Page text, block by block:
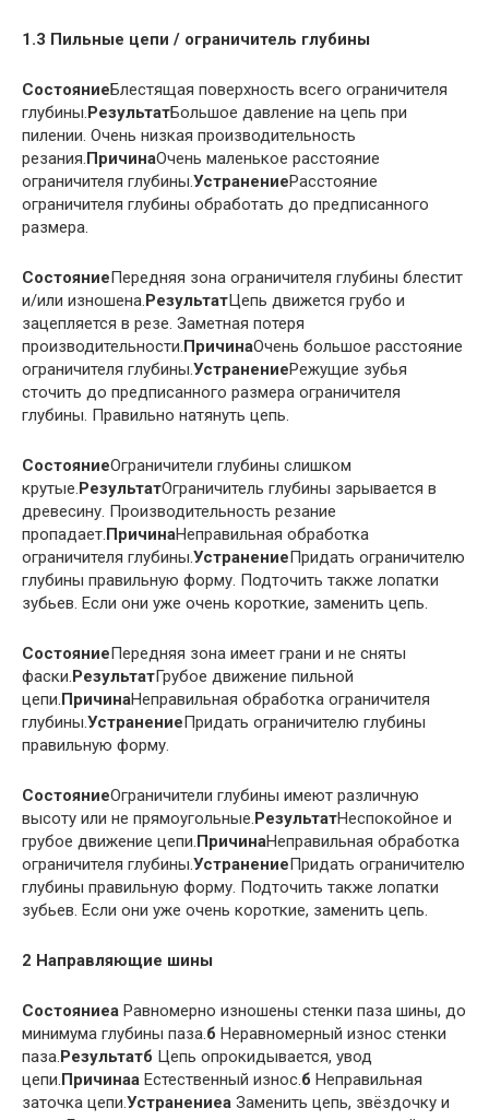
1.3 Пильные цепи / ограничитель глубины
СостояниеБлестящая поверхность всего ограничителя
глубины. РезультатБольшое давление на цепь при
пилении. Очень низкая производительность
резания. ПричинаОчень маленькое расстояние
ограничителя глубины. УстранениеРасстояние
ограничителя глубины обработать до предписанного
размера.
СостояниеПередняя зона ограничителя глубины блестит
и/или изношена. РезультатЦепь движется грубо и
зацепляется в резе. Заметная потеря
производительности. ПричинаОчень большое расстояние
ограничителя глубины. УстранениеРежущие зубья
сточить до предписанного размера ограничителя
глубины. Правильно натянуть цепь.
СостояниеОграничители глубины слишком
крутые. РезультатОграничитель глубины зарывается в
древесину. Производительность резание
пропадает. ПричинаНеправильная обработка
ограничителя глубины. УстранениеПридать ограничителю
глубины правильную форму. Подточить также лопатки
зубьев. Если они уже очень короткие, заменить цепь.
СостояниеПередняя зона имеет грани и не сняты
фаски. РезультатГрубое движение пильной
цепи. ПричинаНеправильная обработка ограничителя
глубины. УстранениеПридать ограничителю глубины
правильную форму.
СостояниеОграничители глубины имеют различную
высоту или не прямоугольные. РезультатНеспокойное и
грубое движение цепи. ПричинаНеправильная обработка
ограничителя глубины. УстранениеПридать ограничителю
глубины правильную форму. Подточить также лопатки
зубьев. Если они уже очень короткие, заменить цепь.
2 Направляющие шины
Состояниеа Равномерно изношены стенки паза шины, до
минимума глубины паза. б Неравномерный износ стенки
паза. Результатб Цепь опрокидывается, увод
цепи. Причинаа Естественный износ. б Неправильная
заточка цепи. Устранениеа Заменить цепь, звёздочку и